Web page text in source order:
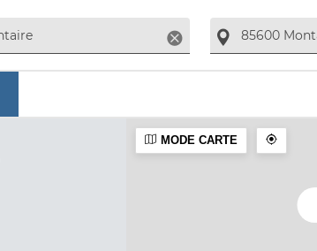
Supprimer
MODE CARTE